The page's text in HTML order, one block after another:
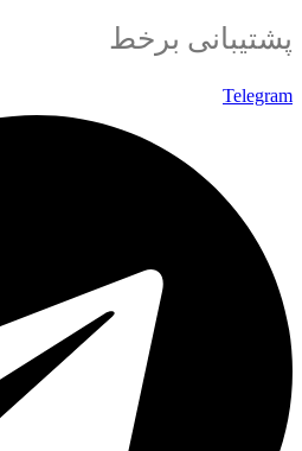
پشتیبانی برخط
Telegram